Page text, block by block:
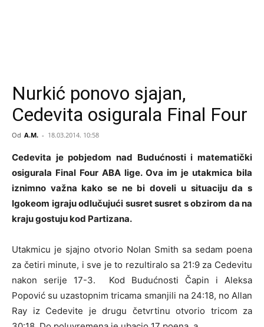
Nurkić ponovo sjajan,
Cedevita osigurala Final Four
Od A.M. - 18.03.2014. 10:58
Cedevita je pobjedom nad Budućnosti i matematički
osigurala Final Four ABA lige. Ova im je utakmica bila
iznimno važna kako se ne bi doveli u situaciju da s
Igokeom igraju odlučujući susret susret s obzirom da na
kraju gostuju kod Partizana.
Utakmicu je sjajno otvorio Nolan Smith sa sedam poena
za četiri minute, i sve je to rezultiralo sa 21:9 za Cedevitu
nakon serije 17-3. Kod Budućnosti Čapin i Aleksa
Popović su uzastopnim tricama smanjili na 24:18, no Allan
Ray iz Cedevite je drugu četvrtinu otvorio tricom za